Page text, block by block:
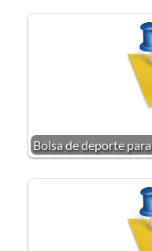
Bolsa de deporte